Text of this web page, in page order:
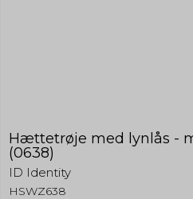
Hættetrøje med lynlås -
(0638)
ID Identity
HSWZ638